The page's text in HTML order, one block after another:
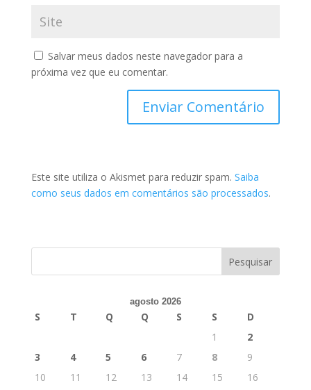
Salvar meus dados neste navegador para a
próxima vez que eu comentar.
Este site utiliza o Akismet para reduzir spam. Saiba
como seus dados em comentários são processados.
agosto 2026
S T Q Q S S
D
1
2
3
4 5 6 7 8
9
10
11 12 13 14 15
16